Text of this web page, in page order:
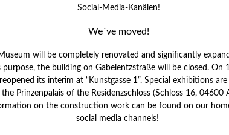
Social-Media-Kanälen!
We´ve moved!
will be completely renovated and significantly
purpose, the building on Gabelentzstraße will be closed. On
its interim at “Kunstgasse 1”. Special exhibitions
the Prinzenpalais of the Residenzschloss (Schloss 16, 04600
on the construction work can be found on our
social media channels!